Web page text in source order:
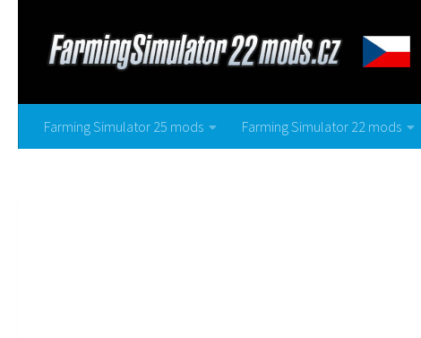
Farming Simulator 25 mods Farming Simulator 22 mods